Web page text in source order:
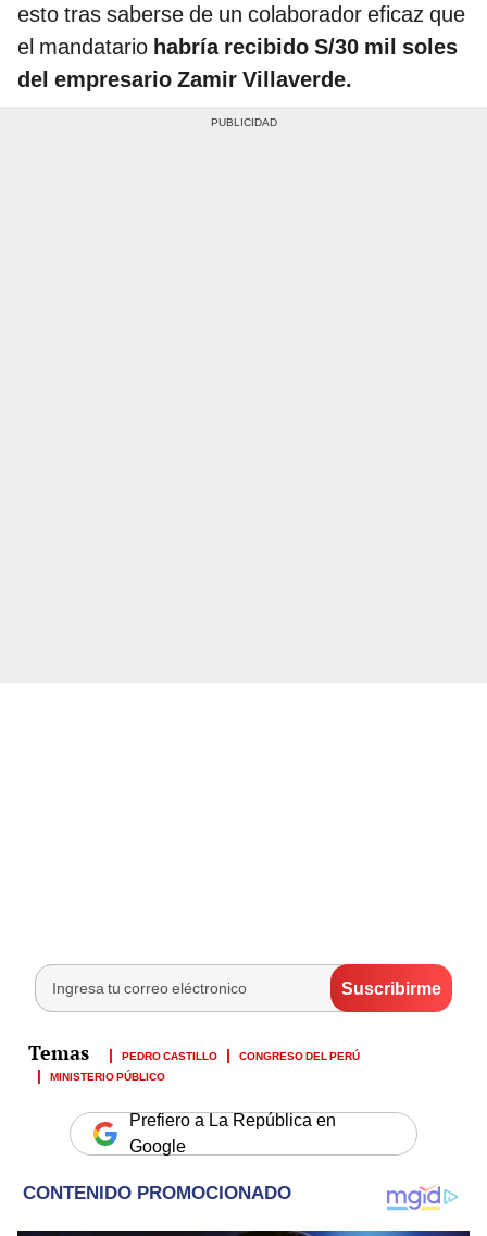
esto tras saberse de un colaborador eficaz que
el mandatario habría recibido S/30 mil soles
del empresario Zamir Villaverde.
PEDRO CASTILLO
CONGRESO DEL PERÚ
MINISTERIO PÚBLICO
Prefiero a La República en
Google